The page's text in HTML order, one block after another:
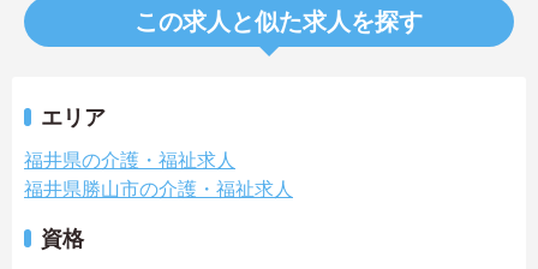
この求人と似た求人を探す
エリア
福井県の介護・福祉求人
福井県勝山市の介護・福祉求人
資格